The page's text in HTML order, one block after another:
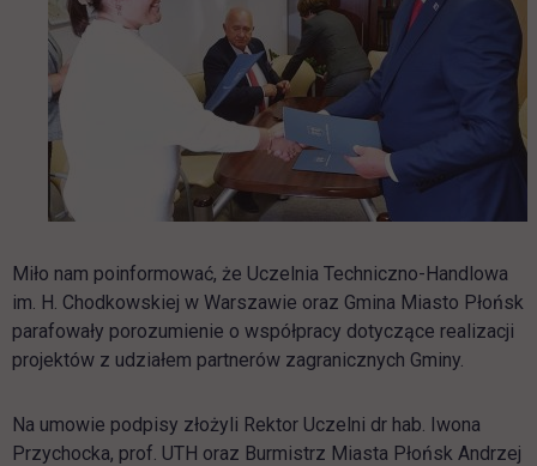
Miło nam poinformować, że Uczelnia Techniczno-Handlowa
im. H. Chodkowskiej w Warszawie oraz Gmina Miasto Płońsk
parafowały porozumienie o współpracy dotyczące realizacji
projektów z udziałem partnerów zagranicznych Gminy.
Na umowie podpisy złożyli Rektor Uczelni dr hab. Iwona
Przychocka, prof. UTH oraz Burmistrz Miasta Płońsk Andrzej